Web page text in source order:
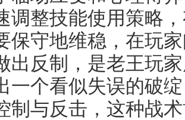
调整技能使用策略
保守地维稳，在玩
出反制，是老王玩
一个看似失误的破
制与反击，这种战